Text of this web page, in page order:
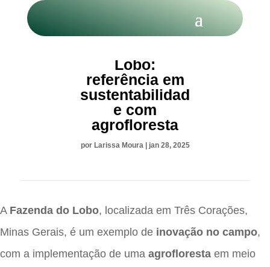
Lobo:
referência em
sustentabilidad
e com
agrofloresta
por Larissa Moura| jan 28, 2025
A Fazenda do Lobo, localizada em Três Corações,
Minas Gerais, é um exemplo de inovação no campo,
com a implementação de uma agrofloresta em meio